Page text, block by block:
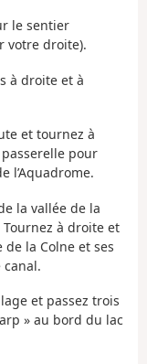
le sentier
votre droite).
à droite et à
et tournez à
pour
l’Aquadrome.
la vallée de la
Tournez à droite et
la Colne et ses
et passez trois
» au bord du lac